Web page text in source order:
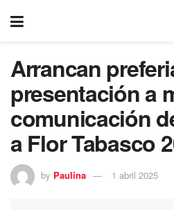
Arrancan
presentación a
comunicación
a Flor Tabasco
by Paulina 1 abril 2025